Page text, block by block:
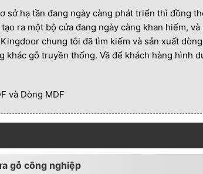
sở hạ tần đang ngày càng phát triển thì đồng
ra một bộ cửa đang ngày càng khan hiếm,
chung tôi đã tìm kiếm và sản xuất
gỗ truyền thống. Vầ để khách hàng hình
và Dòng MDF
gỗ công nghiệp